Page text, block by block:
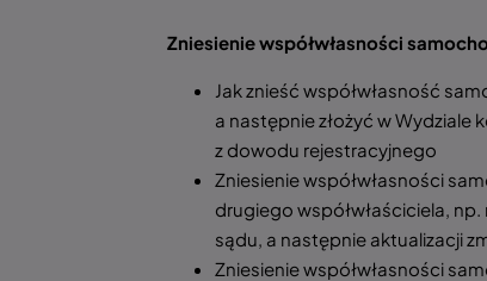
Zniesienie współwłasności
Jak znieść współwłasność
a następnie złożyć w Wydziale
z dowodu rejestracyjnego
Zniesienie współwłasności
drugiego współwłaściciela,
sądu, a następnie aktualizacji
Zniesienie współwłasności